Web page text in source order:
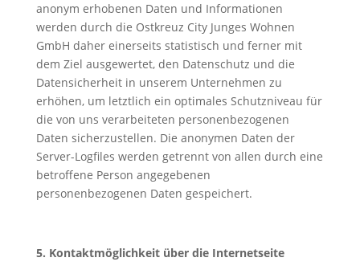
anonym erhobenen Daten und Informationen
werden durch die Ostkreuz City Junges Wohnen
GmbH daher einerseits statistisch und ferner mit
dem Ziel ausgewertet, den Datenschutz und die
Datensicherheit in unserem Unternehmen zu
erhöhen, um letztlich ein optimales Schutzniveau für
die von uns verarbeiteten personenbezogenen
Daten sicherzustellen. Die anonymen Daten der
Server-Logfiles werden getrennt von allen durch eine
betroffene Person angegebenen
personenbezogenen Daten gespeichert.
5. Kontaktmöglichkeit über die Internetseite